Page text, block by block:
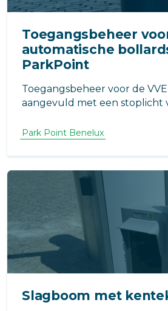
Toegangsbeheer
automatische
ParkPoint
Toegangsbeheer voor de
aangevuld met een stoplicht
Park Point Benelux
Slagboom met